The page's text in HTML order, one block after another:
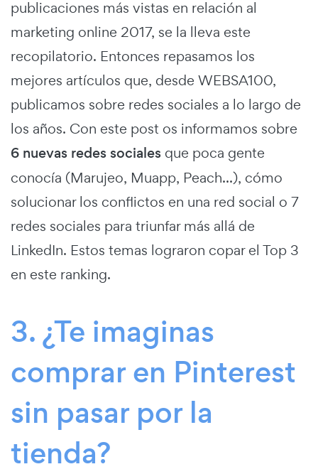
publicaciones más vistas en relación al
marketing online 2017, se la lleva este
recopilatorio. Entonces repasamos los
mejores artículos que, desde WEBSA100,
publicamos sobre redes sociales a lo largo de
los años. Con este post os informamos sobre
6 nuevas redes sociales que poca gente
conocía (Marujeo, Muapp, Peach...), cómo
solucionar los conflictos en una red social o 7
redes sociales para triunfar más allá de
LinkedIn. Estos temas lograron copar el Top 3
en este ranking.
3. ¿Te imaginas
comprar en Pinterest
sin pasar por la
tienda?